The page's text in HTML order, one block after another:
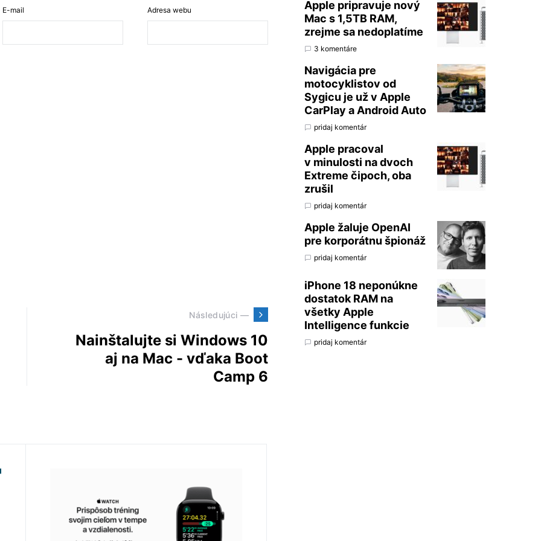
E-mail Adresa webu
Následujúci —
Nainštalujte si Windows 10
aj na Mac - vďaka Boot
Camp 6
Apple pripravuje nový
Mac s 1,5TB RAM,
zrejme sa nedoplatíme
3 komentáre
Navigácia pre
motocyklistov od
Sygicu je už v Apple
CarPlay a Android Auto
pridaj komentár
Apple pracoval
v minulosti na dvoch
Extreme čipoch, oba
zrušil
pridaj komentár
Apple žaluje OpenAI
pre korporátnu špionáž
pridaj komentár
iPhone 18 neponúkne
dostatok RAM na
všetky Apple
Intelligence funkcie
pridaj komentár